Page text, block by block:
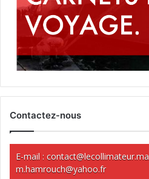
Contactez-nous
E-mail : contact@lecollimateur.ma
m.hamrouch@yahoo.fr